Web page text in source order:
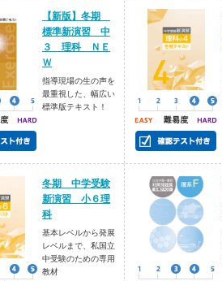
【新版】冬期
標準新演習 中
３ 理科 ＮＥ
Ｗ
指導現場の生の声を
最重視した、幅広い
標準版テキスト！
冬期 中学受験
新演習 小６理
科
基本レベルから発展
レベルまで、私国立
中受験のための専用
教材